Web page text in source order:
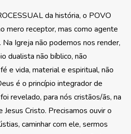
da história, o POVO
mero receptor, mas como agente
Igreja não podemos nos render,
dualista não bíblico, não
e vida, material e espiritual, não
é o princípio integrador de
revelado, para nós cristãos/ãs, na
Cristo. Precisamos ouvir o
caminhar com ele, sermos